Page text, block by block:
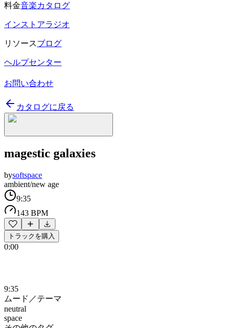
料金音楽カタログ
インストアラジオ
リソースブログ
ヘルプセンター
お問い合わせ
カタログに戻る
magestic galaxies
bysoftspace
ambient/new age
9:35
143 BPM
トラックを購入
0:00
9:35
ムード／テーマ
neutral
space